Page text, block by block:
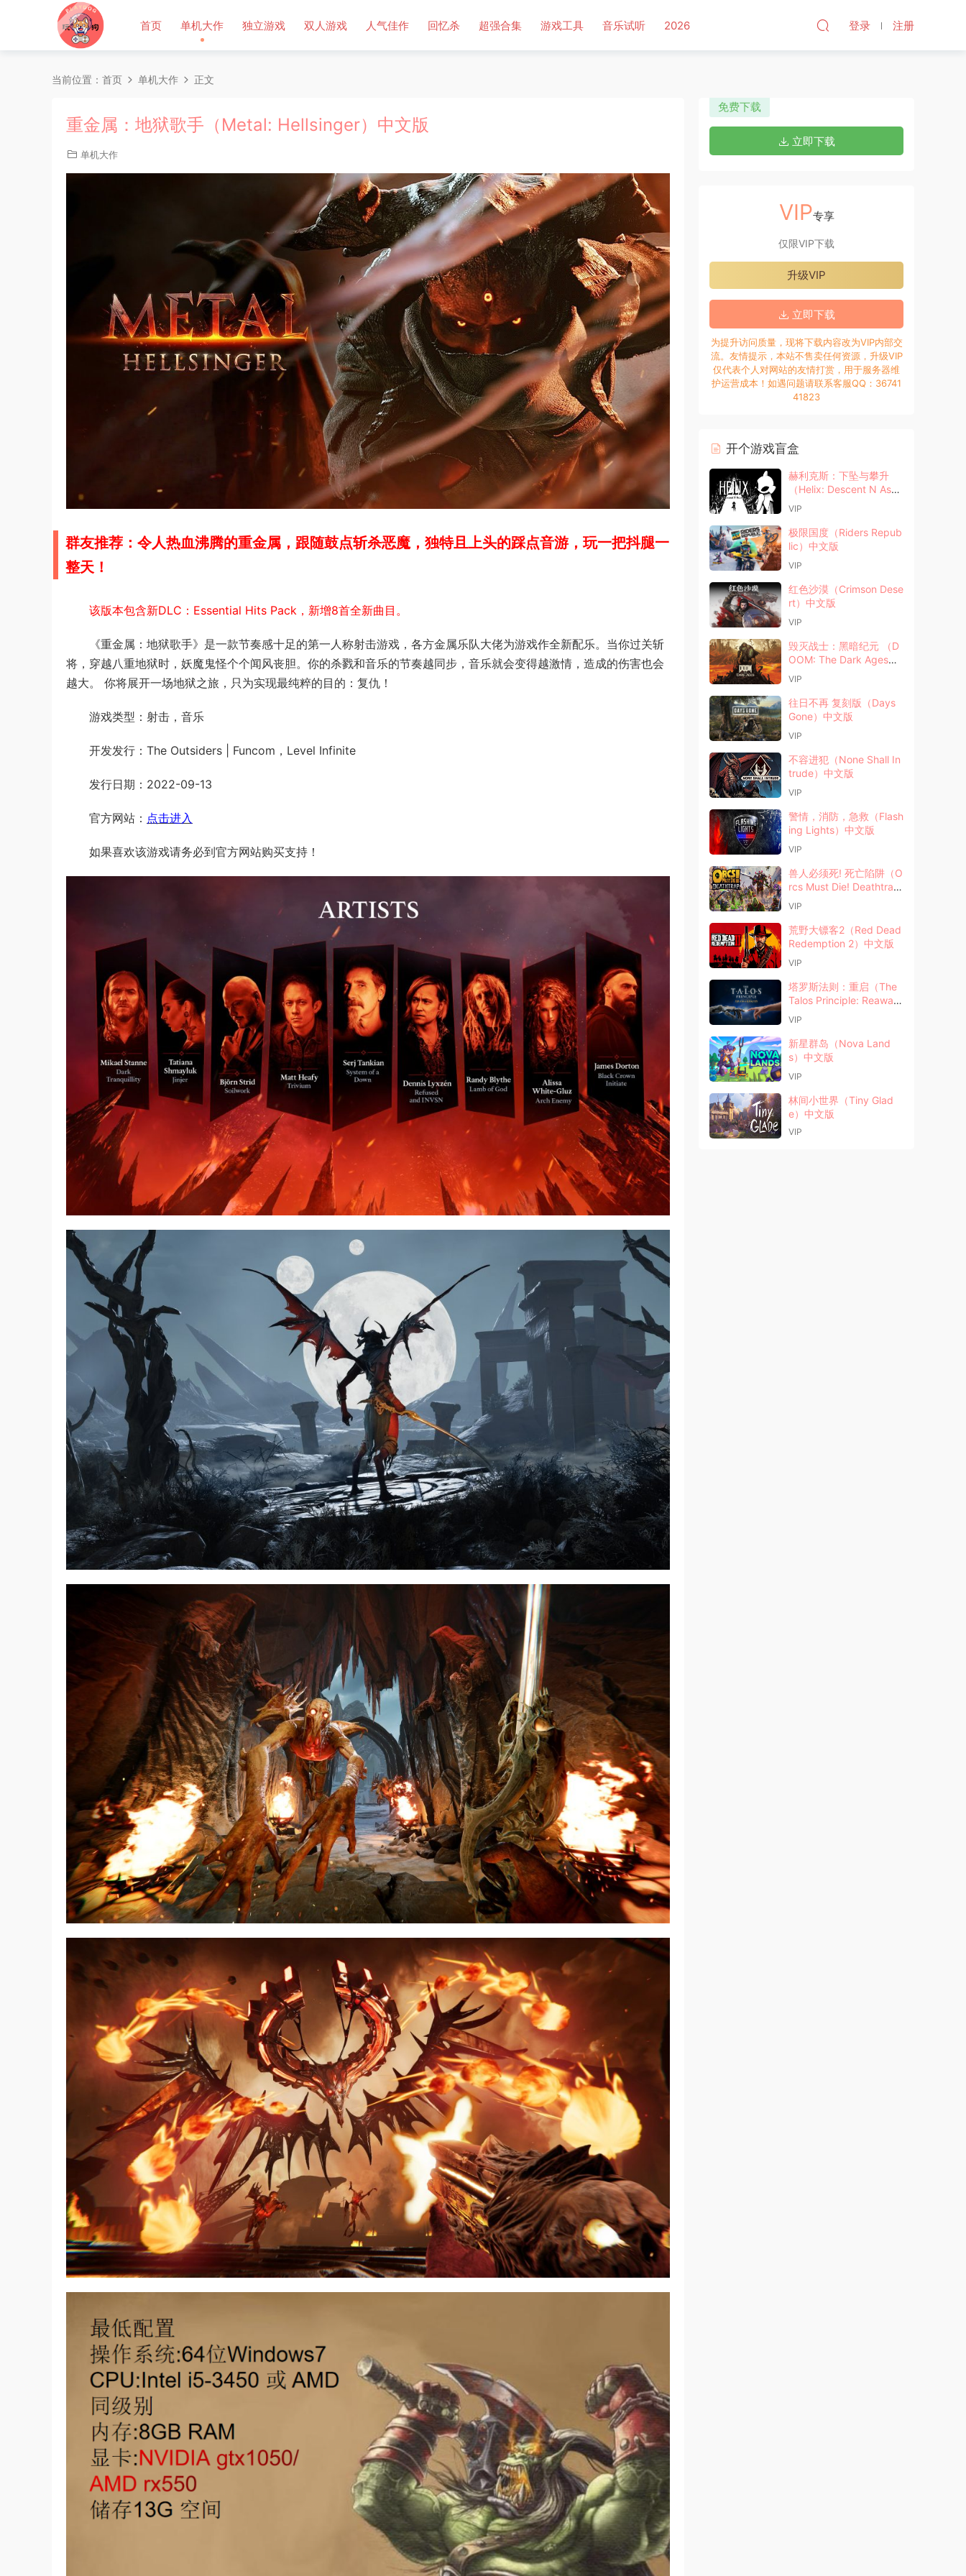
首页 单机大作 独立游戏 双人游戏 人气佳作 回忆杀 超强合集 游戏工具 音乐试听 2026 登录 注册
当前位置： 首页 单机大作 正文
重金属：地狱歌手（Metal: Hellsinger）中文版
单机大作
群友推荐：令人热血沸腾的重金属，跟随鼓点斩杀恶魔，独特且上头的踩点音游，玩一把抖腿一
整天！
该版本包含新DLC：Essential Hits Pack，新增8首全新曲目。
《重金属：地狱歌手》是一款节奏感十足的第一人称射击游戏，各方金属乐队大佬为游戏作全新配乐。当你过关斩
将，穿越八重地狱时，妖魔鬼怪个个闻风丧胆。你的杀戮和音乐的节奏越同步，音乐就会变得越激情，造成的伤害也会
越大。 你将展开一场地狱之旅，只为实现最纯粹的目的：复仇！
游戏类型：射击，音乐
开发发行：The Outsiders | Funcom，Level Infinite
发行日期：2022-09-13
官方网站： 点击进入
如果喜欢该游戏请务必到官方网站购买支持！
免费下载
立即下载
VIP专享
仅限VIP下载
升级VIP
立即下载
为提升访问质量，现将下载内容改为VIP内部交
流。友情提示，本站不售卖任何资源，升级VIP
仅代表个人对网站的友情打赏，用于服务器维
护运营成本！如遇问题请联系客服QQ：36741
41823
开个游戏盲盒
赫利克斯：下坠与攀升
（Helix: Descent N Asce
nt）中文版
VIP
极限国度（Riders Repub
lic）中文版
VIP
红色沙漠（Crimson Dese
rt）中文版
VIP
毁灭战士：黑暗纪元 （D
OOM: The Dark Ages）
中文版
VIP
往日不再 复刻版（Days
Gone）中文版
VIP
不容进犯（None Shall In
trude）中文版
VIP
警情，消防，急救（Flash
ing Lights）中文版
VIP
兽人必须死! 死亡陷阱（O
rcs Must Die! Deathtra
p）中文版
VIP
荒野大镖客2（Red Dead
Redemption 2）中文版
VIP
塔罗斯法则：重启（The
Talos Principle: Reawak
ened）中文版
VIP
新星群岛（Nova Land
s）中文版
VIP
林间小世界（Tiny Glad
e）中文版
VIP